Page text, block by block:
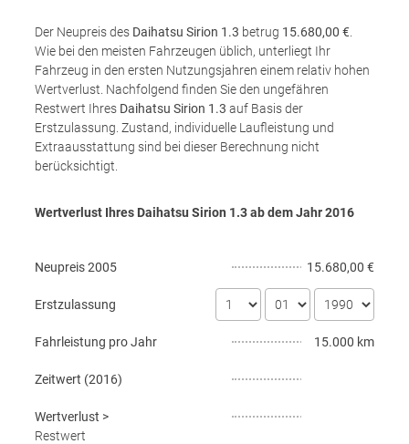
Der Neupreis des Daihatsu Sirion 1.3 betrug 15.680,00 €
Wie bei den meisten Fahrzeugen üblich, unterliegt Ihr
Fahrzeug in den ersten Nutzungsjahren einem relativ hohen
Wertverlust. Nachfolgend finden Sie den ungefähren
Restwert Ihres Daihatsu Sirion 1.3 auf Basis der
Erstzulassung. Zustand, individuelle Laufleistung und
Extraausstattung sind bei dieser Berechnung nicht
berücksichtigt.
Wertverlust Ihres Daihatsu Sirion 1.3 ab dem Jahr2016
Neupreis2005 15.680,00 €
Erstzulassung
Fahrleistung pro Jahr 15.000 km
Zeitwert (2016)
Wertverlust >
Restwert